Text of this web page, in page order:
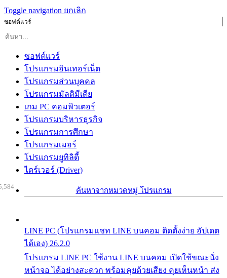
Toggle navigation ยกเลิก
ซอฟต์แวร์
ซอฟต์แวร์
โปรแกรมอินเทอร์เน็ต
โปรแกรมส่วนบุคคล
โปรแกรมมัลติมีเดีย
เกม PC คอมพิวเตอร์
โปรแกรมบริหารธุรกิจ
โปรแกรมการศึกษา
โปรแกรมเมอร์
โปรแกรมยูทิลิตี้
ไดร์เวอร์ (Driver)
ค้นหาจากหมวดหมู่ โปรแกรม
LINE PC (โปรแกรมแชท LINE บนคอม ติดตั้งง่าย อัปเดต
ได้เอง) 26.2.0
โปรแกรม LINE PC ใช้งาน LINE บนคอม เปิดใช้ขณะนั่ง
หน้าจอ ได้อย่างสะดวก พร้อมคุยด้วยเสียง คุยเห็นหน้า ส่ง